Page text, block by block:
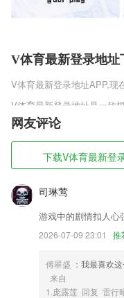
V体育最新登录地址
V体育最新登录地址APP,现
V体育最新登录地址是一款
游戏，游戏完美还原了原著
畅自然的操作手感，丰富的
自由的玩法模式，你将在这
V体育最新登录地址
1,闪布即时通讯 消息精准必达
2,你会化身成什么形象？我
4,费阅读低流量消耗。
5,以派语为依据创建家族
网友评论
下载V体育最新登
司琳莺
游戏中的剧情扣人心
2026-07-09 23:01 推
傅翠盛 ：我最喜欢
来自
1.庞露莲 回复 雷行